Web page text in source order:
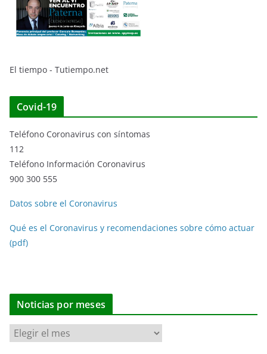
El tiempo - Tutiempo.net
Covid-19
Teléfono Coronavirus con síntomas
112
Teléfono Información Coronavirus
900 300 555
Datos sobre el Coronavirus
Qué es el Coronavirus y recomendaciones sobre cómo actuar
(pdf)
Noticias por meses
N
o